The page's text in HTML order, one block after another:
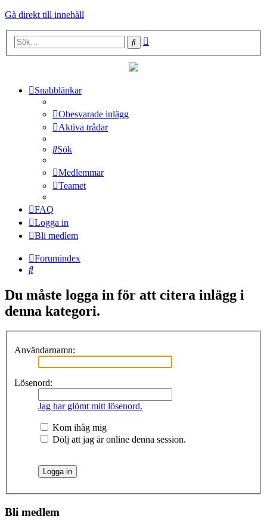
Gå direkt till innehåll
Sök
Snabblänkar
Obesvarade inlägg
Aktiva trådar
Sök
Medlemmar
Teamet
FAQ
Logga in
Bli medlem
Forumindex
Sök
Du måste logga in för att citera inlägg i
denna kategori.
Användarnamn:
Lösenord:
Jag har glömt mitt lösenord.
Kom ihåg mig
Dölj att jag är online denna session.
Bli medlem